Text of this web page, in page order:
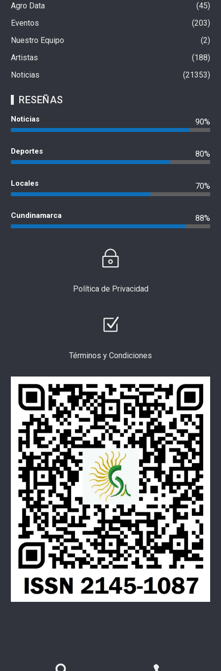
Agro Data
45
Eventos
203
Nuestro Equipo
2
Artistas
188
Noticias
21353
RESEÑAS
Noticias 90%
Deportes 80%
Locales 70%
Cundinamarca 88%
Política de Privacidad
Términos y Condiciones